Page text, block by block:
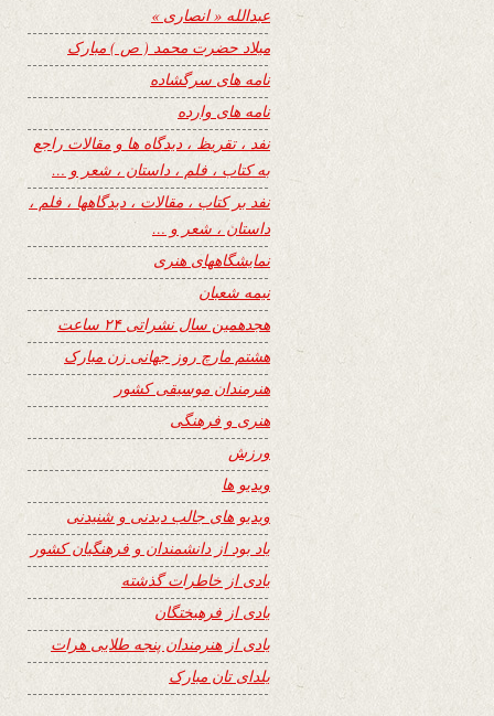
عبدالله « انصاری »
میلاد حضرت محمد ( ص ) مبارک
نامه های سرگشاده
نامه های وارده
نفد ، تقریظ ، دیدگاه ها و مقالات راجع
به کتاب ، فلم ، داستان ، شعر و …
نفد بر کتاب ، مقالات ، دیدگاهها ، فلم ،
داستان ، شعر و …
نمایشگاههای هنری
نیمه شعبان
هجدهمین سال نشراتی ۲۴ ساعت
هشتم مارچ روز جهانی زن مبارک
هنرمندان موسیقی کشور
هنری و فرهنگی
ورزش
ویدیو ها
ویدیو های جالب دیدنی و شنیدنی
یاد بود از دانشمندان و فرهنگیان کشور
یادی از خاطرات گذشته
یادی از فرهیختگان
یادی از هنرمندان پنجه طلایی هرات
یلدای تان مبارک